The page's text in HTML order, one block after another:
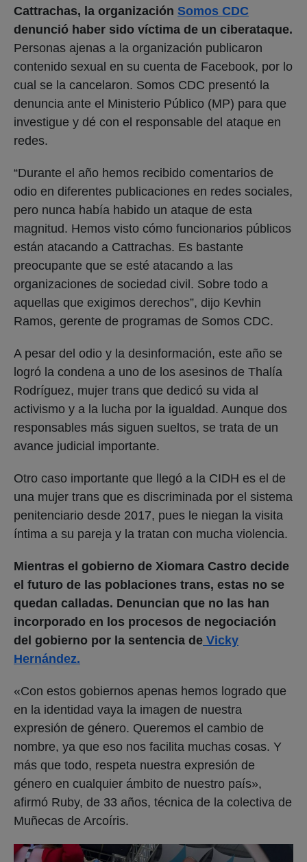
Cattrachas, la organización Somos CDC
denunció haber sido víctima de un ciberataque.
Personas ajenas a la organización publicaron
contenido sexual en su cuenta de Facebook, por lo
cual se la cancelaron. Somos CDC presentó la
denuncia ante el Ministerio Público (MP) para que
investigue y dé con el responsable del ataque en
redes.
“Durante el año hemos recibido comentarios de
odio en diferentes publicaciones en redes sociales,
pero nunca había habido un ataque de esta
magnitud. Hemos visto cómo funcionarios públicos
están atacando a Cattrachas. Es bastante
preocupante que se esté atacando a las
organizaciones de sociedad civil. Sobre todo a
aquellas que exigimos derechos”, dijo Kevhin
Ramos, gerente de programas de Somos CDC.
A pesar del odio y la desinformación, este año se
logró la condena a uno de los asesinos de Thalía
Rodríguez, mujer trans que dedicó su vida al
activismo y a la lucha por la igualdad. Aunque dos
responsables más siguen sueltos, se trata de un
avance judicial importante.
Otro caso importante que llegó a la CIDH es el de
una mujer trans que es discriminada por el sistema
penitenciario desde 2017, pues le niegan la visita
íntima a su pareja y la tratan con mucha violencia.
Mientras el gobierno de Xiomara Castro decide
el futuro de las poblaciones trans, estas no se
quedan calladas. Denuncian que no las han
incorporado en los procesos de negociación
del gobierno por la sentencia de Vicky
Hernández.
«Con estos gobiernos apenas hemos logrado que
en la identidad vaya la imagen de nuestra
expresión de género. Queremos el cambio de
nombre, ya que eso nos facilita muchas cosas. Y
más que todo, respeta nuestra expresión de
género en cualquier ámbito de nuestro país»,
afirmó Ruby, de 33 años, técnica de la colectiva de
Muñecas de Arcoíris.